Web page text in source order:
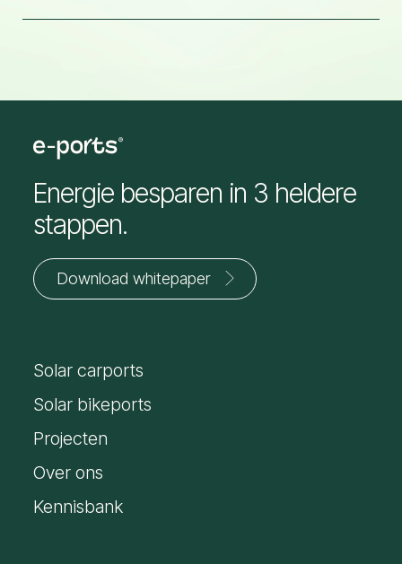
Energie besparen in 3 heldere
stappen.
Download whitepaper
*
E-
mailadres
Solar carports
Solar bikeports
Projecten
Over ons
Kennisbank